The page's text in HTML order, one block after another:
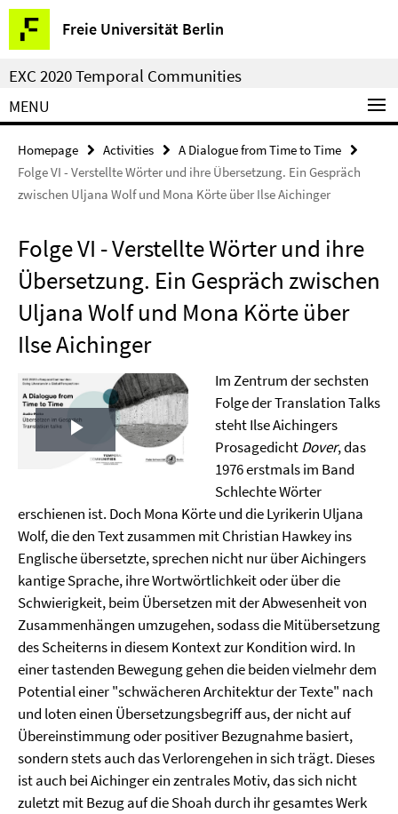
Springe
direkt
zu
Inhalt
Freie Universität Berlin
Service
Navigation
EXC 2020 Temporal Communities
MENU
Homepage Activities
A Dialogue from Time to Time
Folge VI - Verstellte Wörter und ihre Übersetzung. Ein Gespräch
zwischen Uljana Wolf und Mona Körte über Ilse Aichinger
Folge VI - Verstellte Wörter und ihre
Übersetzung. Ein Gespräch zwischen
Uljana Wolf und Mona Körte über
Ilse Aichinger
Play
Im Zentrum der sechsten
Folge der Translation Talks
steht Ilse Aichingers
ProsagedichtDover, das
1976 erstmals im Band
Schlechte Wörter
erschienen ist. Doch Mona Körte und die Lyrikerin Uljana
Wolf, die den Text zusammen mit Christian Hawkey ins
Englische übersetzte, sprechen nicht nur über Aichingers
kantige Sprache, ihre Wortwörtlichkeit oder über die
Schwierigkeit, beim Übersetzen mit der Abwesenheit von
Zusammenhängen umzugehen, sodass die Mitübersetzung
des Scheiterns in diesem Kontext zur Kondition wird. In
einer tastenden Bewegung gehen die beiden vielmehr dem
Potential einer "schwächeren Architektur der Texte" nach
und loten einen Übersetzungsbegriff aus, der nicht auf
Übereinstimmung oder positiver Bezugnahme basiert,
sondern stets auch das Verlorengehen in sich trägt. Dieses
ist auch bei Aichinger ein zentrales Motiv, das sich nicht
zuletzt mit Bezug auf die Shoah durch ihr gesamtes Werk